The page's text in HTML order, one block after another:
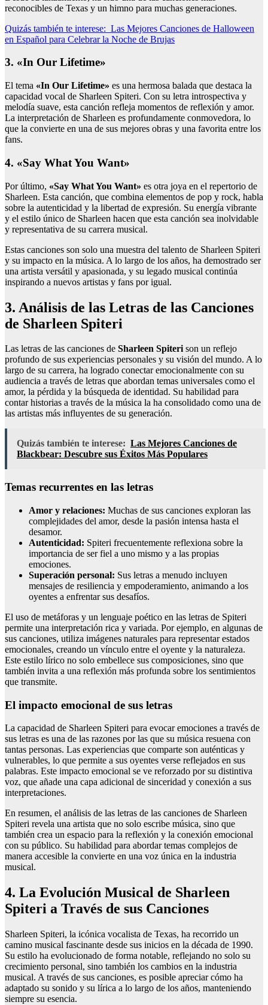
reconocibles de Texas y un himno para muchas generaciones.
Quizás también te interese: Las Mejores Canciones de Halloween
en Español para Celebrar la Noche de Brujas
3. «In Our Lifetime»
El tema «In Our Lifetime» es una hermosa balada que destaca la
capacidad vocal de Sharleen Spiteri. Con su letra introspectiva y
melodía suave, esta canción refleja momentos de reflexión y amor.
La interpretación de Sharleen es profundamente conmovedora, lo
que la convierte en una de sus mejores obras y una favorita entre los
fans.
4. «Say What You Want»
Por último, «Say What You Want» es otra joya en el repertorio de
Sharleen. Esta canción, que combina elementos de pop y rock, habla
sobre la autenticidad y la libertad de expresión. Su energía vibrante
y el estilo único de Sharleen hacen que esta canción sea inolvidable
y representativa de su carrera musical.
Estas canciones son solo una muestra del talento de Sharleen Spiteri
y su impacto en la música. A lo largo de los años, ha demostrado ser
una artista versátil y apasionada, y su legado musical continúa
inspirando a nuevos artistas y fans por igual.
3. Análisis de las Letras de las Canciones
de Sharleen Spiteri
Las letras de las canciones de Sharleen Spiterison un reflejo
profundo de sus experiencias personales y su visión del mundo. A lo
largo de su carrera, ha logrado conectar emocionalmente con su
audiencia a través de letras que abordan temas universales como el
amor, la pérdida y la búsqueda de identidad. Su habilidad para
contar historias a través de la música la ha consolidado como una de
las artistas más influyentes de su generación.
Quizás también te interese: Las Mejores Canciones de
Blackbear: Descubre sus Éxitos Más Populares
Temas recurrentes en las letras
Amor y relaciones: Muchas de sus canciones exploran las
complejidades del amor, desde la pasión intensa hasta el
desamor.
Autenticidad: Spiteri frecuentemente reflexiona sobre la
importancia de ser fiel a uno mismo y a las propias
emociones.
Superación personal: Sus letras a menudo incluyen
mensajes de resiliencia y empoderamiento, animando a los
oyentes a enfrentar sus desafíos.
El uso de metáforas y un lenguaje poético en las letras de Spiteri
permite una interpretación rica y variada. Por ejemplo, en algunas de
sus canciones, utiliza imágenes naturales para representar estados
emocionales, creando un vínculo entre el oyente y la naturaleza.
Este estilo lírico no solo embellece sus composiciones, sino que
también invita a una reflexión más profunda sobre los sentimientos
que transmite.
El impacto emocional de sus letras
La capacidad de Sharleen Spiteri para evocar emociones a través de
sus letras es una de las razones por las que su música resuena con
tantas personas. Las experiencias que comparte son auténticas y
vulnerables, lo que permite a sus oyentes verse reflejados en sus
palabras. Este impacto emocional se ve reforzado por su distintiva
voz, que añade una capa adicional de sinceridad y conexión a sus
interpretaciones.
En resumen, el análisis de las letras de las canciones de Sharleen
Spiteri revela una artista que no solo escribe música, sino que
también crea un espacio para la reflexión y la conexión emocional
con su público. Su habilidad para abordar temas complejos de
manera accesible la convierte en una voz única en la industria
musical.
4. La Evolución Musical de Sharleen
Spiteri a Través de sus Canciones
Sharleen Spiteri, la icónica vocalista de Texas, ha recorrido un
camino musical fascinante desde sus inicios en la década de 1990.
Su estilo ha evolucionado de forma notable, reflejando no solo su
crecimiento personal, sino también los cambios en la industria
musical. A través de sus canciones, es posible apreciar cómo ha
adaptado su sonido y su lírica a lo largo de los años, manteniendo
siempre su esencia.